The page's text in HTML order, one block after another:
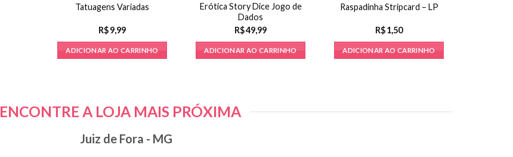
Tatuagens Variadas
R$ 9,99
ADICIONAR AO CARRINHO
Erótica Story Dice Jogo de
Dados
R$49,99
ADICIONAR AO CARRINHO
Raspadinha Stripcard – LP
R$ 1,50
ADICIONAR AO CARRINHO
ENCONTRE A LOJA MAIS PRÓXIMA
Juiz de Fora - MG